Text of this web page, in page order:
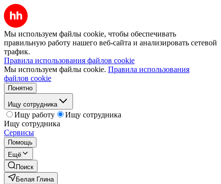
Мы используем файлы cookie, чтобы обеспечивать
правильную работу нашего веб-сайта и анализировать сетевой
трафик.
Правила использования файлов cookie
Мы используем файлы cookie. Правила использования
файлов cookie
Понятно
Ищу сотрудника
Ищу работу
Ищу сотрудника
Ищу сотрудника
Сервисы
Помощь
Ещё
Поиск
Белая Глина